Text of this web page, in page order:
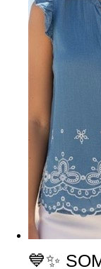
💙✨